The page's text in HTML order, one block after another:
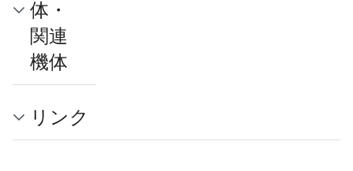
体・
関連
機体
リンク